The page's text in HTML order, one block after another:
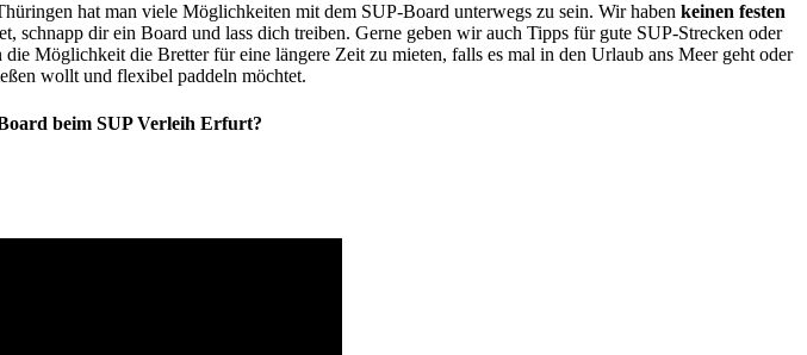
hat man viele Möglichkeiten mit dem SUP-Board unterwegs zu sein. Wir haben keinen festen
schnapp dir ein Board und lass dich treiben. Gerne geben wir auch Tipps für gute SUP-Strecken oder
Möglichkeit die Bretter für eine längere Zeit zu mieten, falls es mal in den Urlaub ans Meer geht oder
wollt und flexibel paddeln möchtet.
beim SUP Verleih Erfurt?